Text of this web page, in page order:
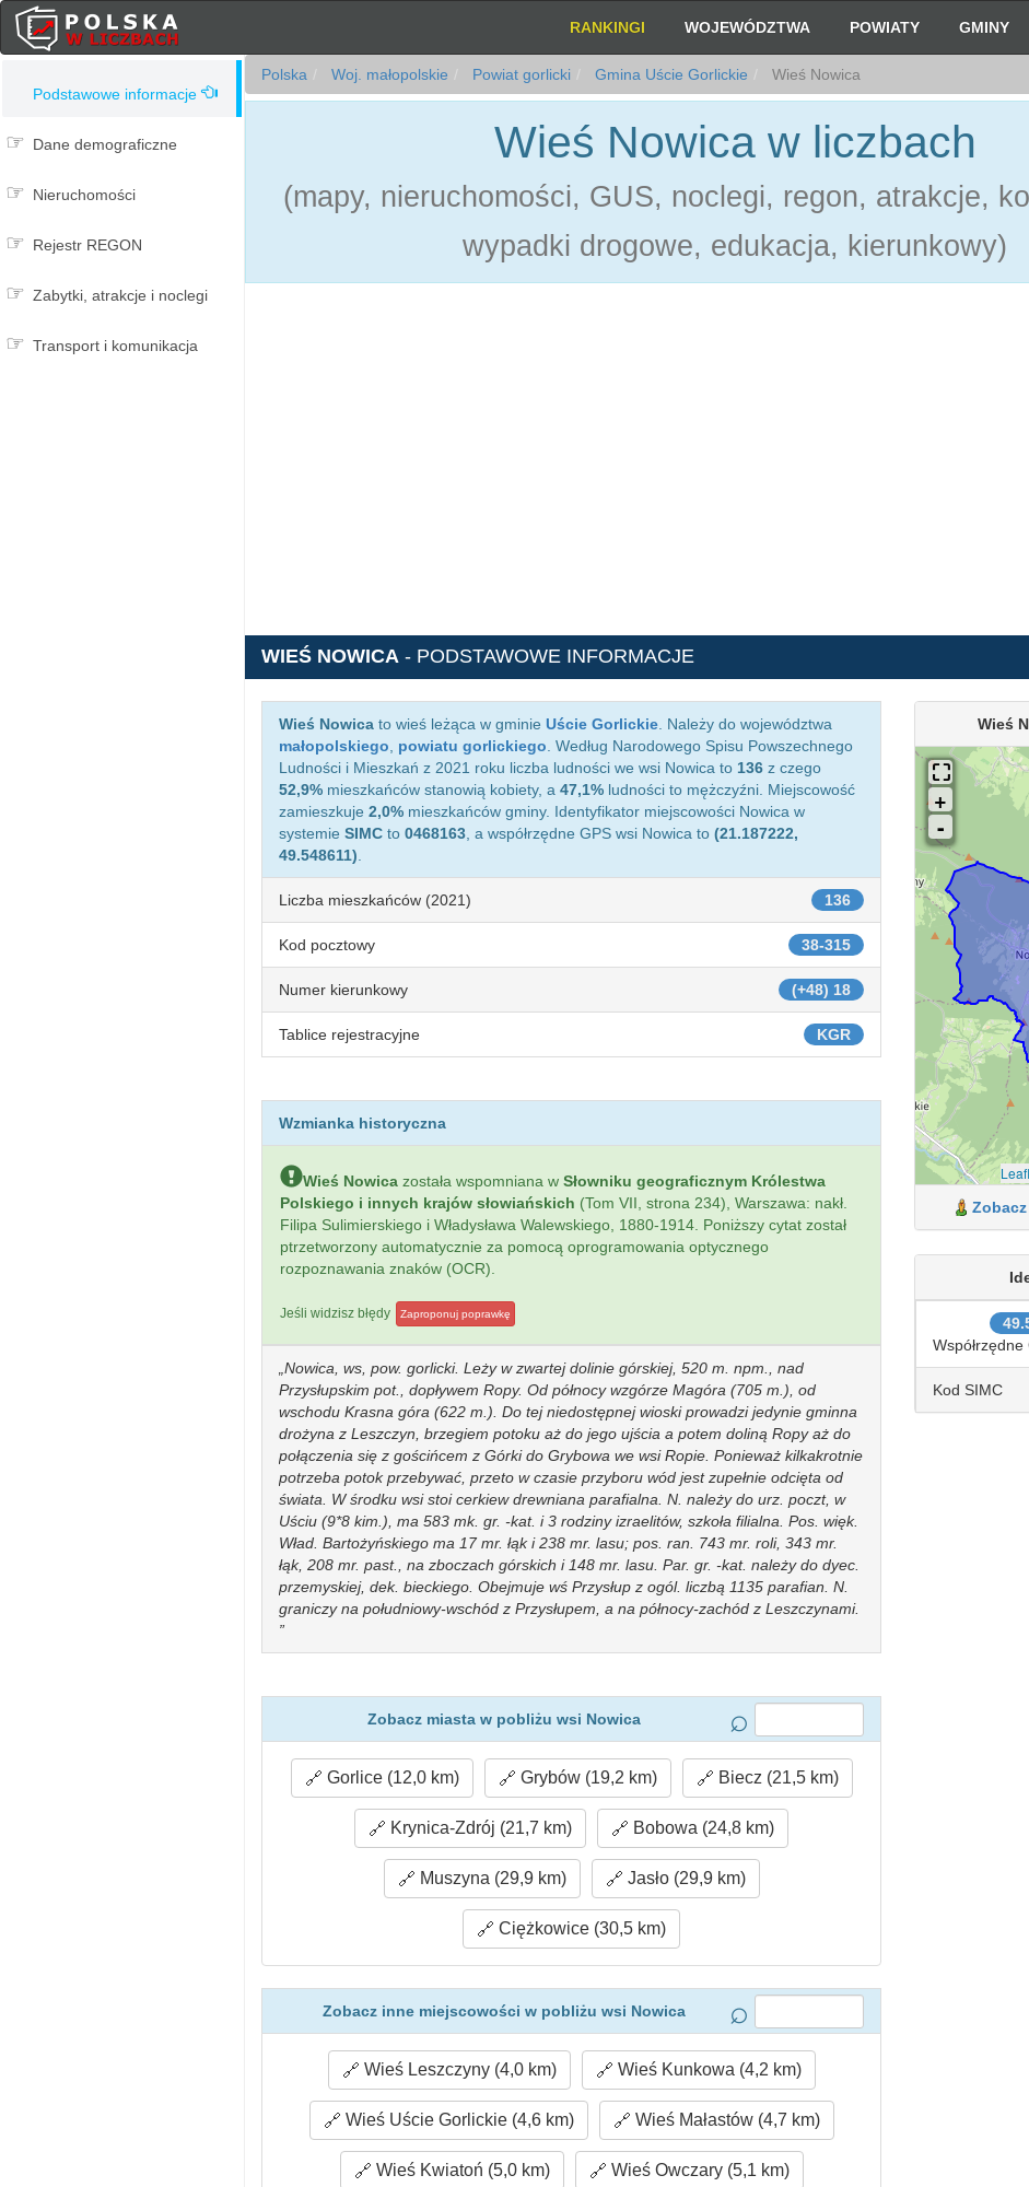
RANKINGI WOJEWÓDZTWA POWIATY GMINY
Podstawowe informacje
Dane demograficzne
Nieruchomości
Rejestr REGON
Zabytki, atrakcje i noclegi
Transport i komunikacja
Polska Woj. małopolskie Powiat gorlicki Gmina Uście Gorlickie Wieś Nowica
Wieś Nowica w liczbach
(mapy, nieruchomości, GUS, noclegi, regon, atrakcje,
wypadki drogowe, edukacja, kierunkowy)
WIEŚ NOWICA - PODSTAWOWE INFORMACJE
Wieś Nowica to wieś leżąca w gminie Uście Gorlickie . Należy do województwa
małopolskiego
powiatu gorlickiego . Według Narodowego Spisu Powszechnego
Ludności i Mieszkań z 2021 roku liczba ludności we wsi Nowica to 136 z czego
52,9% mieszkańców stanowią kobiety, a 47,1% ludności to mężczyźni. Miejscowość
zamieszkuje 2,0% mieszkańców gminy. Identyfikator miejscowości Nowica w
systemie SIMC to 0468163 , a współrzędne GPS wsi Nowica to (21.187222,
49.548611)
136
Liczba mieszkańców (2021)
38-315
Kod pocztowy
(+48) 18
Numer kierunkowy
KGR
Tablice rejestracyjne
Wzmianka historyczna
Wieś Nowica została wspomniana w Słowniku geograficznym Królestwa
Polskiego i innych krajów słowiańskich (Tom VII, strona 234), Warszawa: nakł.
Filipa Sulimierskiego i Władysława Walewskiego, 1880-1914. Poniższy cytat został
ptrzetworzony automatycznie za pomocą oprogramowania optycznego
rozpoznawania znaków (OCR).
Jeśli widzisz błędy Zaproponuj poprawkę
Nowica, ws, pow. gorlicki. Leży w zwartej dolinie górskiej, 520 m. npm., nad
Przysłupskim pot., dopływem Ropy. Od północy wzgórze Magóra (705 m.), od
wschodu Krasna góra (622 m.). Do tej niedostępnej wioski prowadzi jedynie gminna
drożyna z Leszczyn, brzegiem potoku aż do jego ujścia a potem doliną Ropy aż do
połączenia się z gościńcem z Górki do Grybowa we wsi Ropie. Ponieważ kilkakrotnie
potrzeba potok przebywać, przeto w czasie przyboru wód jest zupełnie odcięta od
świata. W środku wsi stoi cerkiew drewniana parafialna. N. należy do urz. poczt, w
Uściu (9*8 kim.), ma 583 mk. gr. -kat. i 3 rodziny izraelitów, szkoła filialna. Pos. więk.
Wład. Bartożyńskiego ma 17 mr. łąk i 238 mr. lasu; pos. ran. 743 mr. roli, 343 mr.
łąk, 208 mr. past., na zboczach górskich i 148 mr. lasu. Par. gr. -kat. należy do dyec.
przemyskiej, dek. bieckiego. Obejmuje wś Przysłup z ogól. liczbą 1135 parafian. N.
graniczy na południowy-wschód z Przysłupem, a na północy-zachód z Leszczynami.
Zobacz miasta w pobliżu wsi Nowica
Gorlice (12,0 km) Grybów (19,2 km) Biecz (21,5 km)
Krynica-Zdrój (21,7 km) Bobowa (24,8 km)
Muszyna (29,9 km) Jasło (29,9 km)
Ciężkowice (30,5 km)
Zobacz inne miejscowości w pobliżu wsi Nowica
Wieś Leszczyny (4,0 km) Wieś Kunkowa (4,2 km)
Wieś Uście Gorlickie (4,6 km) Wieś Małastów (4,7 km)
Wieś Kwiatoń (5,0 km) Wieś Owczary (5,1 km)
Wieś
Współrzędne
Kod SIMC